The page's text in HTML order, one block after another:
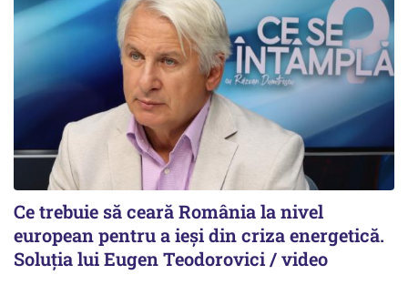
Ce trebuie să ceară România la nivel
european pentru a ieși din criza energetică.
Soluția lui Eugen Teodorovici / video